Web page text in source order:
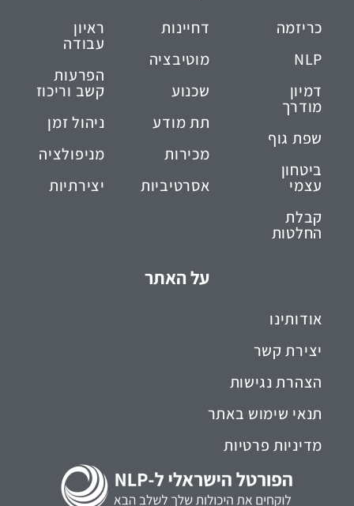
כריזמה
NLP
דמיון
מודרך
שפת גוף
ביטחון
עצמי
קבלת
החלטות
דחיינות
מוטיבציה
שכנוע
תת מודע
מכירות
אסרטיביות
ראיון
עבודה
הפרעות
קשב וריכוז
ניהול זמן
מניפולציה
יצירתיות
על האתר
אודותינו
יצירת קשר
הצהרת נגישות
תנאי שימוש באתר
מדיניות פרטיות